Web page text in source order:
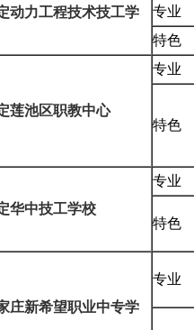
动力工程技术技工学
专业
特色
莲池区职教中心
专业
特色
华中技工学校
专业
特色
庄新希望职业中专学
专业